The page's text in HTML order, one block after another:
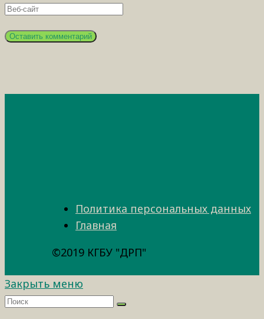
Политика персональных данных
Главная
©2019 КГБУ "ДРП"
Закрыть меню